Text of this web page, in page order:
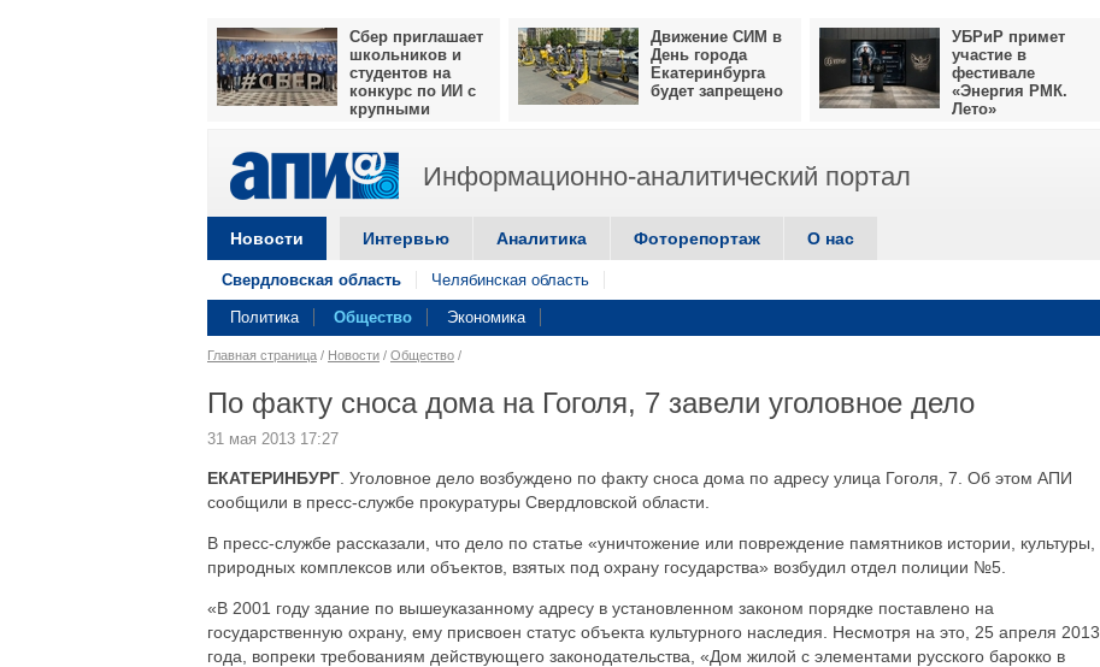
Сбер приглашает
школьников и
студентов на
конкурс по ИИ с
крупными
Движение СИМ в
День города
Екатеринбурга
будет запрещено
УБРиР примет
участие в
фестивале
«Энергия РМК.
Лето»
Информационно-аналитический портал
Новости Интервью Аналитика Фоторепортаж О нас
Свердловская область Челябинская область
Политика Общество Экономика
Главная страница / Новости / Общество /
По факту сноса дома на Гоголя, 7 завели уголовное дело
31 мая 2013 17:27
ЕКАТЕРИНБУРГ . Уголовное дело возбуждено по факту сноса дома по адресу улица Гоголя, 7. Об этом АПИ
сообщили в пресс-службе прокуратуры Свердловской области.
В пресс-службе рассказали, что дело по статье «уничтожение или повреждение памятников истории, культуры,
природных комплексов или объектов, взятых под охрану государства» возбудил отдел полиции №5.
«В 2001 году здание по вышеуказанному адресу в установленном законом порядке поставлено на
государственную охрану, ему присвоен статус объекта культурного наследия. Несмотря на это, 25 апреля 2013
года, вопреки требованиям действующего законодательства, «Дом жилой с элементами русского барокко в